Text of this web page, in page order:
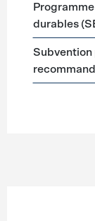
durables
Subvention